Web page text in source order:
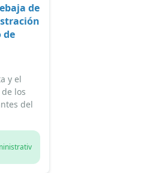
de
de
y el
los
del